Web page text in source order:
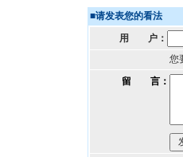
■请发表您的看法
用 户：
您
留 言：